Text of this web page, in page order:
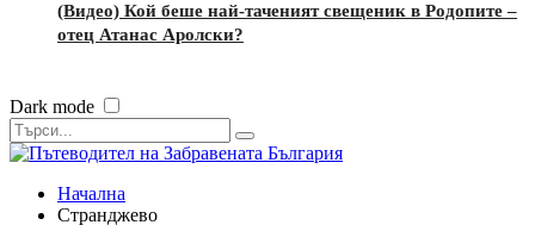
(Видео) Кой беше най-таченият свещеник в Родопите –
отец Атанас Аролски?
Dark mode
Начална
Странджево